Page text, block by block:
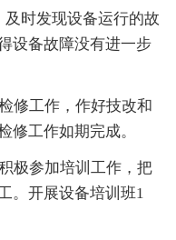
时发现设备运行的故
设备故障没有进一步
修工作，作好技改和
修工作如期完成。
极参加培训工作，把
。开展设备培训班1